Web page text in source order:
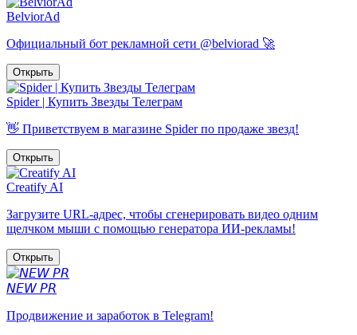
BelviorAd
Официальный бот рекламной сети @belviorad 🚀
Открыть
Spider | Купить Звезды Телеграм
👋 Приветствуем в магазине Spider по продаже звезд!
Открыть
Creatify AI
Загрузите URL-адрес, чтобы сгенерировать видео одним
щелчком мыши с помощью генератора ИИ-рекламы!
Открыть
𝘕𝘌𝘞 𝘗𝘙
Продвижение и заработок в Telegram!